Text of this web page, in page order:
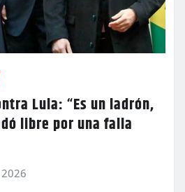
Lula: “Es un ladrón,
libre por una falla